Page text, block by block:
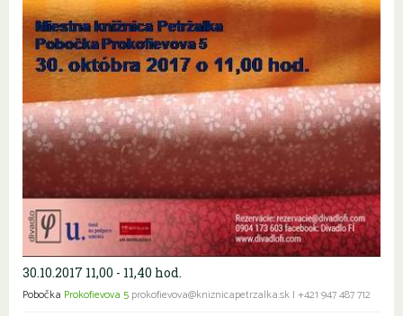
30.10.2017 11,00 - 11,40 hod.
Pobočka Prokofievova 5 prokofievova@kniznicapetrzalka.sk | +421 947 487 712